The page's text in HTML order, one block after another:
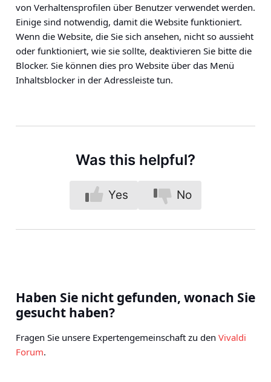
von Verhaltensprofilen über Benutzer verwendet werden.
Einige sind notwendig, damit die Website funktioniert.
Wenn die Website, die Sie sich ansehen, nicht so aussieht
oder funktioniert, wie sie sollte, deaktivieren Sie bitte die
Blocker. Sie können dies pro Website über das Menü
Inhaltsblocker in der Adressleiste tun.
Was this helpful?
Yes No
Haben Sie nicht gefunden, wonach Sie
gesucht haben?
Fragen Sie unsere Expertengemeinschaft zu den Vivaldi
Forum.